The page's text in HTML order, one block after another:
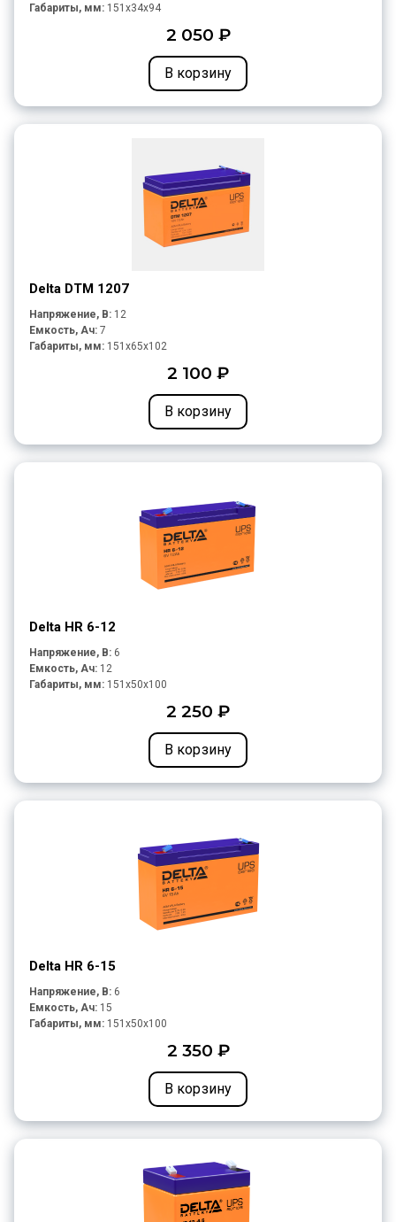
Габариты, мм: 151x34x94
2 050 ₽
В корзину
Delta DTM 1207
Напряжение, В: 12
Емкость, Ач: 7
Габариты, мм: 151x65x102
2 100 ₽
В корзину
Delta HR 6-12
Напряжение, В: 6
Емкость, Ач: 12
Габариты, мм: 151x50x100
2 250 ₽
В корзину
Delta HR 6-15
Напряжение, В: 6
Емкость, Ач: 15
Габариты, мм: 151x50x100
2 350 ₽
В корзину